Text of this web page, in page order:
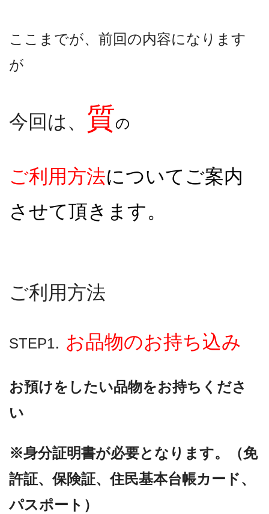
ここまでが、前回の内容になります
が
今回は、 質の
ご利用方法についてご案内
させて頂きます。
ご利用方法
STEP1. お品物のお持ち込み
お預けをしたい品物をお持ちくださ
い
※身分証明書が必要となります。（免
許証、保険証、住民基本台帳カード、
パスポート）